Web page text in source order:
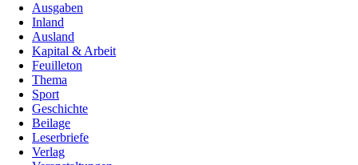
Ausgaben
Inland
Ausland
Kapital & Arbeit
Feuilleton
Thema
Sport
Geschichte
Beilage
Leserbriefe
Verlag